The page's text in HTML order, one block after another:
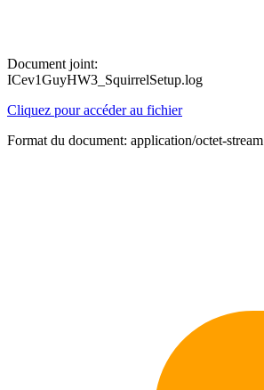
Document joint:
ICev1GuyHW3_SquirrelSetup.log
Cliquez pour accéder au fichier
Format du document: application/octet-stream